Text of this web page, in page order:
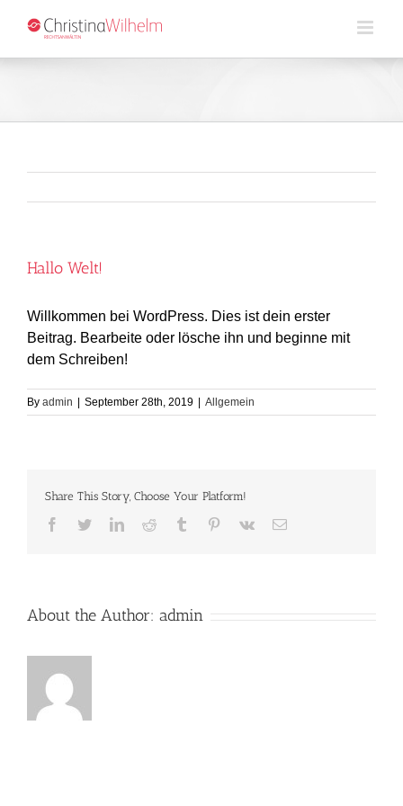
Hallo Welt!
Willkommen bei WordPress. Dies ist dein erster
Beitrag. Bearbeite oder lösche ihn und beginne mit
dem Schreiben!
By admin September 28th, 2019 Allgemein
Share This Story, Choose Your Platform!
Facebook
TwitterLinkedInReddit Tumblr Pinterest
Vk Email
About the Author: admin